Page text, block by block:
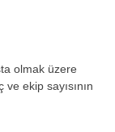
olmak üzere
ekip sayısının